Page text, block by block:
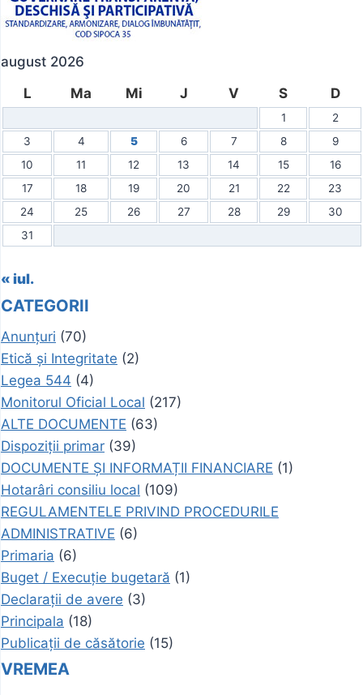
august 2026
L
Ma Mi J V S D
1
2
3
4 5 6 7 8
9
10
11 12 13 14 15
16
17
18 19 20 21 22
23
24
25 26 27 28 29
30
31
« iul.
CATEGORII
Anunțuri (70)
Etică și Integritate (2)
Legea 544 (4)
Monitorul Oficial Local (217)
ALTE DOCUMENTE (63)
Dispoziții primar (39)
DOCUMENTE ȘI INFORMAȚII FINANCIARE (1)
Hotarâri consiliu local (109)
REGULAMENTELE PRIVIND PROCEDURILE
ADMINISTRATIVE (6)
Primaria (6)
Buget / Execuție bugetară (1)
Declarații de avere (3)
Principala (18)
Publicații de căsătorie (15)
VREMEA